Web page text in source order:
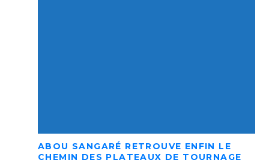
ABOU SANGARÉ RETROUVE ENFIN LE
CHEMIN DES PLATEAUX DE TOURNAGE